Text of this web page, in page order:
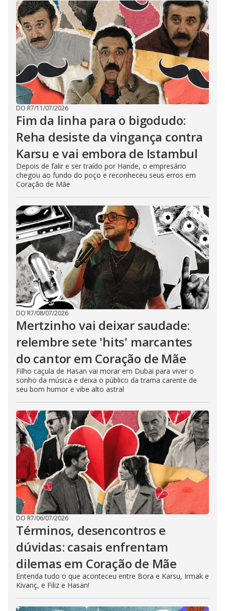
DO R7/11/07/2026
Fim da linha para o bigodudo:
Reha desiste da vingança contra
Karsu e vai embora de Istambul
Depois de falir e ser traído por Hande, o empresário
chegou ao fundo do poço e reconheceu seus erros em
Coração de Mãe
DO R7/08/07/2026
Mertzinho vai deixar saudade:
relembre sete 'hits' marcantes
do cantor em Coração de Mãe
Filho caçula de Hasan vai morar em Dubai para viver o
sonho da música e deixa o público da trama carente de
seu bom humor e vibe alto astral
DO R7/06/07/2026
Términos, desencontros e
dúvidas: casais enfrentam
dilemas em Coração de Mãe
Entenda tudo o que aconteceu entre Bora e Karsu, Irmak e
Kivanç, e Filiz e Hasan!